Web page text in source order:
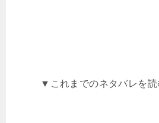
▼これまでのネタバレを